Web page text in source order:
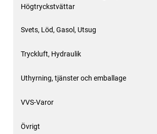
Högtryckstvättar
Svets, Löd, Gasol, Utsug
Tryckluft, Hydraulik
Uthyrning, tjänster och emballage
VVS-Varor
Övrigt